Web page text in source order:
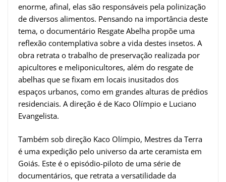
enorme, afinal, elas são responsáveis pela polinização
de diversos alimentos. Pensando na importância deste
tema, o documentário Resgate Abelha propõe uma
reflexão contemplativa sobre a vida destes insetos. A
obra retrata o trabalho de preservação realizada por
apicultores e meliponicultores, além do resgate de
abelhas que se fixam em locais inusitados dos
espaços urbanos, como em grandes alturas de prédios
residenciais. A direção é de Kaco Olímpio e Luciano
Evangelista.
Também sob direção Kaco Olímpio, Mestres da Terra
é uma expedição pelo universo da arte ceramista em
Goiás. Este é o episódio-piloto de uma série de
documentários, que retrata a versatilidade da